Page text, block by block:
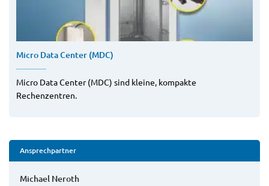
Micro Data Center (MDC)
Micro Data Center (MDC) sind kleine, kompakte
Rechenzentren.
Ansprechpartner
Michael Neroth